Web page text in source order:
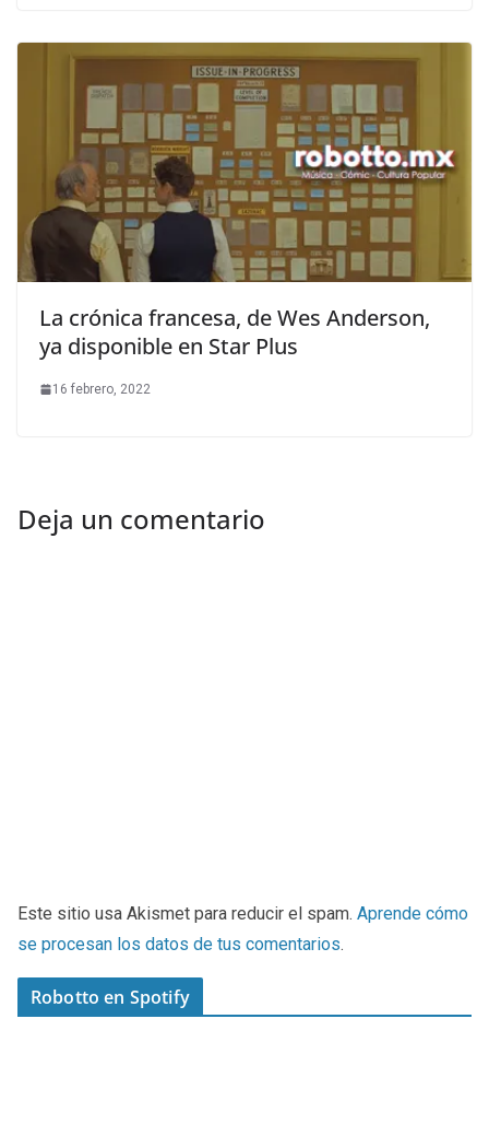
La crónica francesa, de Wes Anderson,
ya disponible en Star Plus
16 febrero, 2022
Deja un comentario
Este sitio usa Akismet para reducir el spam. Aprende cómo
se procesan los datos de tus comentarios.
Robotto en Spotify